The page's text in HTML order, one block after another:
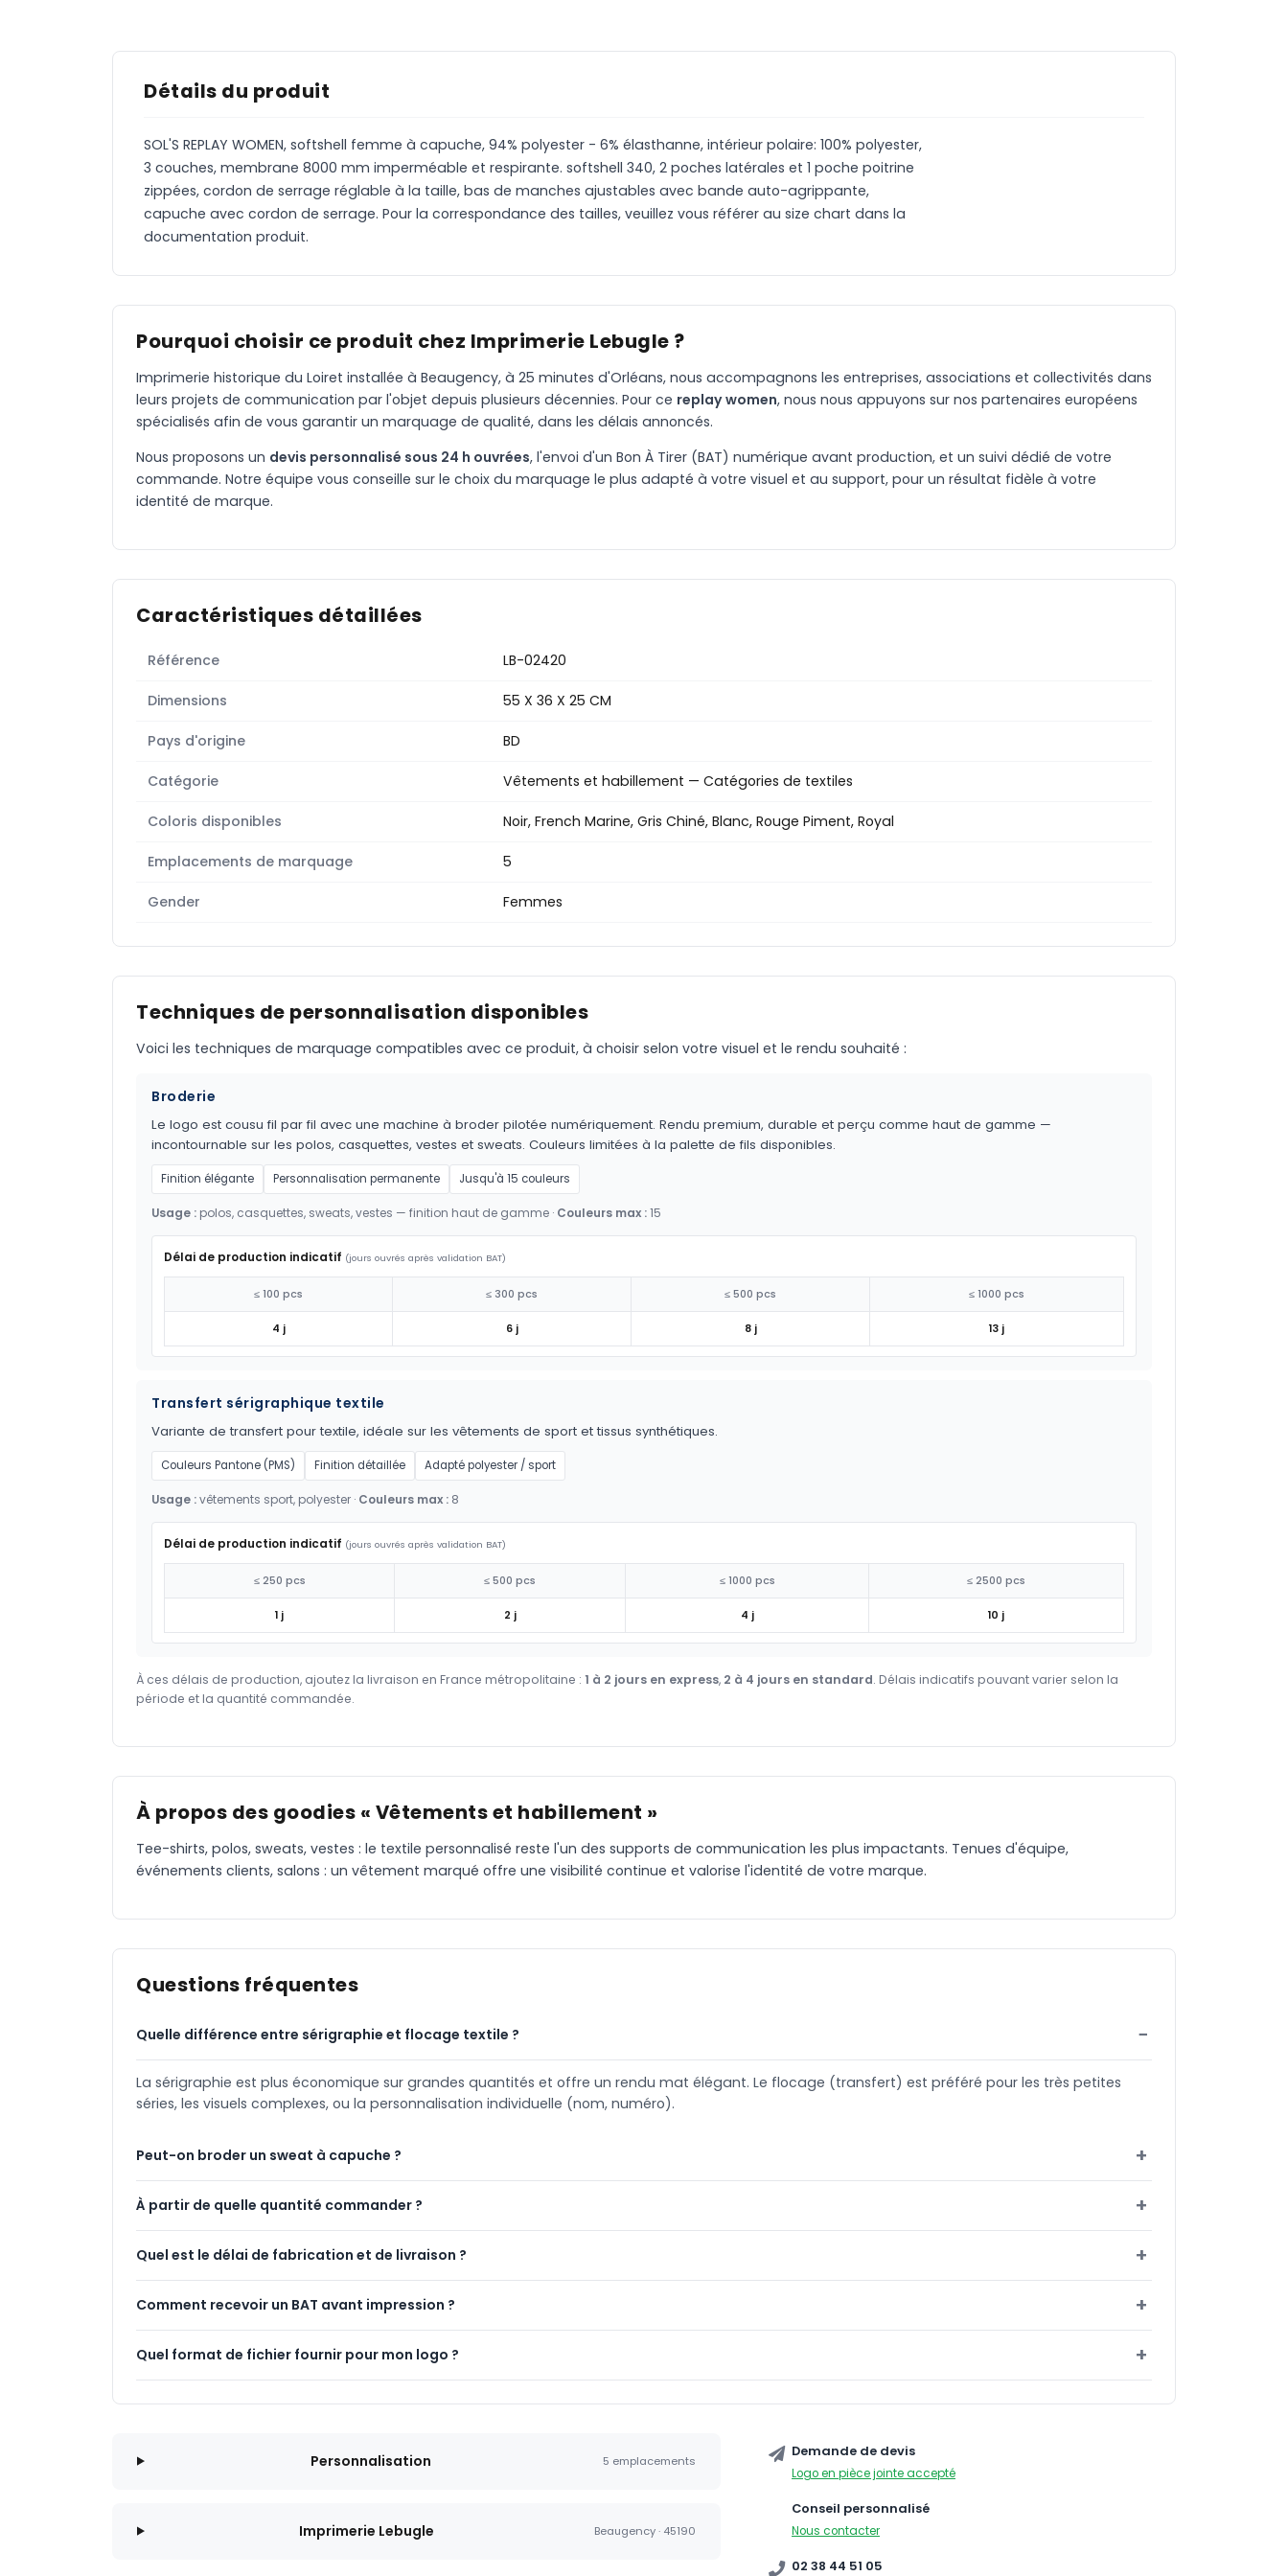
Détails du produit
SOL'S REPLAY WOMEN, softshell femme à capuche, 94% polyester - 6% élasthanne, intérieur polaire: 100% polyester,
3 couches, membrane 8000 mm imperméable et respirante. softshell 340, 2 poches latérales et 1 poche poitrine
zippées, cordon de serrage réglable à la taille, bas de manches ajustables avec bande auto-agrippante,
capuche avec cordon de serrage. Pour la correspondance des tailles, veuillez vous référer au size chart dans la
documentation produit.
Pourquoi choisir ce produit chez Imprimerie Lebugle ?
Imprimerie historique du Loiret installée à Beaugency, à 25 minutes d'Orléans, nous accompagnons les entreprises, associations et collectivités dans
leurs projets de communication par l'objet depuis plusieurs décennies. Pour ce replay women, nous nous appuyons sur nos partenaires européens
spécialisés afin de vous garantir un marquage de qualité, dans les délais annoncés.
Nous proposons un devis personnalisé sous 24 h ouvrées, l'envoi d'un Bon À Tirer (BAT) numérique avant production, et un suivi dédié de votre
commande. Notre équipe vous conseille sur le choix du marquage le plus adapté à votre visuel et au support, pour un résultat fidèle à votre
identité de marque.
Caractéristiques détaillées
Référence LB-02420
Dimensions 55 X 36 X 25 CM
Pays d'origine BD
Catégorie Vêtements et habillement — Catégories de textiles
Coloris disponibles Noir, French Marine, Gris Chiné, Blanc, Rouge Piment, Royal
Emplacements de marquage 5
Gender Femmes
Techniques de personnalisation disponibles
Voici les techniques de marquage compatibles avec ce produit, à choisir selon votre visuel et le rendu souhaité :
Broderie
Le logo est cousu fil par fil avec une machine à broder pilotée numériquement. Rendu premium, durable et perçu comme haut de gamme —
incontournable sur les polos, casquettes, vestes et sweats. Couleurs limitées à la palette de fils disponibles.
Finition élégante Personnalisation permanente Jusqu'à 15 couleurs
Usage : polos, casquettes, sweats, vestes — finition haut de gamme · Couleurs max :15
Délai de production indicatif (jours ouvrés après validation BAT)
≤ 100 pcs ≤ 300 pcs ≤ 500 pcs ≤ 1000 pcs
4 j 6 j 8 j 13 j
Transfert sérigraphique textile
Variante de transfert pour textile, idéale sur les vêtements de sport et tissus synthétiques.
Couleurs Pantone (PMS) Finition détaillée Adapté polyester / sport
Usage :vêtements sport, polyester · Couleurs max : 8
Délai de production indicatif (jours ouvrés après validation BAT)
≤ 250 pcs ≤ 500 pcs ≤ 1000 pcs ≤ 2500 pcs
1 j 2 j 4 j 10 j
À ces délais de production, ajoutez la livraison en France métropolitaine : 1 à 2 jours en express, 2 à 4 jours en standard. Délais indicatifs pouvant varier selon la
période et la quantité commandée.
À propos des goodies « Vêtements et habillement »
Tee-shirts, polos, sweats, vestes : le textile personnalisé reste l'un des supports de communication les plus impactants. Tenues d'équipe,
événements clients, salons : un vêtement marqué offre une visibilité continue et valorise l'identité de votre marque.
Questions fréquentes
Quelle différence entre sérigraphie et flocage textile ?
La sérigraphie est plus économique sur grandes quantités et offre un rendu mat élégant. Le flocage (transfert) est préféré pour les très petites
séries, les visuels complexes, ou la personnalisation individuelle (nom, numéro).
Peut-on broder un sweat à capuche ?
À partir de quelle quantité commander ?
Quel est le délai de fabrication et de livraison ?
Comment recevoir un BAT avant impression ?
Quel format de fichier fournir pour mon logo ?
Personnalisation 5 emplacements
Imprimerie Lebugle Beaugency · 45190
Demande de devis
Logo en pièce jointe accepté
Conseil personnalisé
Nous contacter
02 38 44 51 05